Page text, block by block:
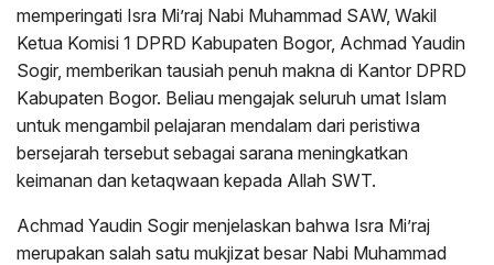
memperingati Isra Mi’raj Nabi Muhammad SAW, Wakil
Ketua Komisi 1 DPRD Kabupaten Bogor, Achmad Yaudin
Sogir, memberikan tausiah penuh makna di Kantor DPRD
Kabupaten Bogor. Beliau mengajak seluruh umat Islam
untuk mengambil pelajaran mendalam dari peristiwa
bersejarah tersebut sebagai sarana meningkatkan
keimanan dan ketaqwaan kepada Allah SWT.
Achmad Yaudin Sogir menjelaskan bahwa Isra Mi’raj
merupakan salah satu mukjizat besar Nabi Muhammad